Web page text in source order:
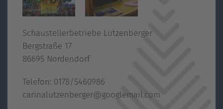
Schaustellerbetriebe Lutzenberger
Bergstraße 17
86695 Nordendorf
Telefon: 0178/5460986
carinalutzenberger@googlemail.com